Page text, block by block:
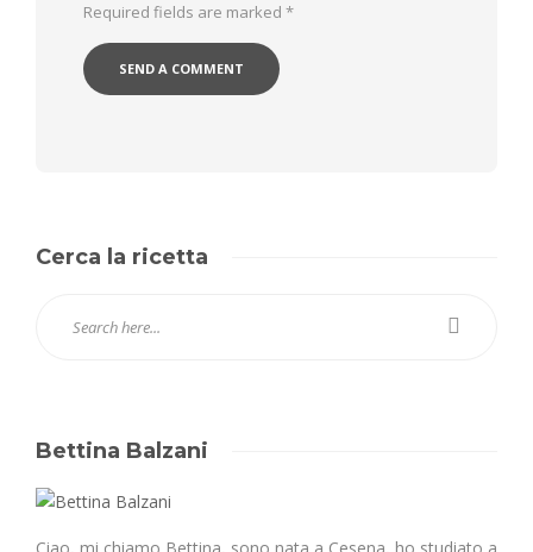
Required fields are marked *
Cerca la ricetta
Bettina Balzani